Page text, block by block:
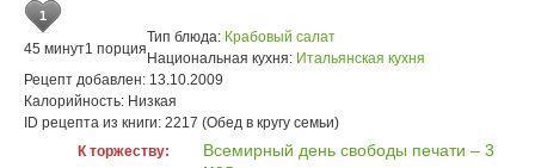
1
45 минут1 порция
Тип блюда: Крабовый салат
Национальная кухня: Итальянская кухня
Рецепт добавлен: 13.10.2009
Калорийность: Низкая
ID рецепта из книги: 2217 (Обед в кругу семьи)
К торжеству:
Всемирный день свободы печати – 3